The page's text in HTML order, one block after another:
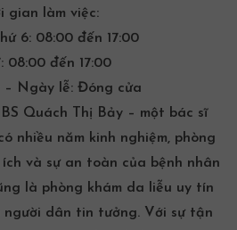
gian làm việc:
6: 08:00 đến 17:00
08:00 đến 17:00
– Ngày lễ: Đóng cửa
Quách Thị Bảy – một bác sĩ
nhiều năm kinh nghiệm, phòng
và sự an toàn của bệnh nhân
là phòng khám da liễu uy tín
người dân tin tưởng. Với sự tận